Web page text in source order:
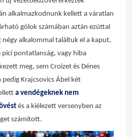
alkalmazkodnunk kellett a váratlan
gólok számában aztán ezúttal
alkalommal találtuk el a kaput,
pontatlanság, vagy hiba
meg, sem Croizet és Dénes
Krajcsovics Ábel két
a vendégeknek nem
és a kiélezett versenyben az
számított.